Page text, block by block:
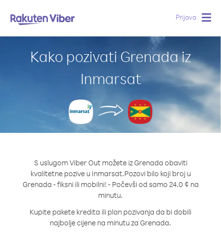
Prijava
Kako pozivati Grenada iz
Inmarsat
S uslugom Viber Out možete iz Grenada obaviti
kvalitetne pozive u Inmarsat.Pozovi bilo koji broj u
Grenada - fiksni ili mobilni! - Počevši od samo 24.0 ¢ na
minutu.
Kupite pakete kredita ili plan pozivanja da bi dobili
najbolje cijene na minutu za Grenada.